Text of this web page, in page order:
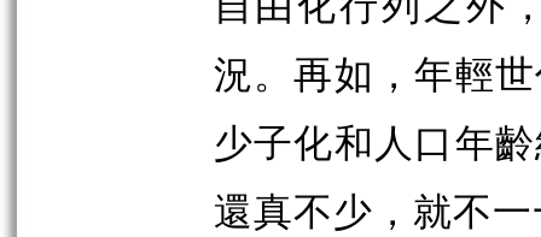
況。再如，年輕
少子化和人口年
還真不少，就不